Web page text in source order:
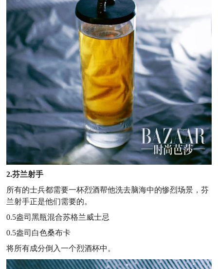
2.芬兰射手
所有的士兵都需要一杯烈酒帮他洗去脑海中的惨烈场景，芬
兰射手正是他们需要的。
0.5盎司黑瓶混合苏格兰威士忌
0.5盎司白色桑布卡
将所有成分倒入一个烈酒杯中。